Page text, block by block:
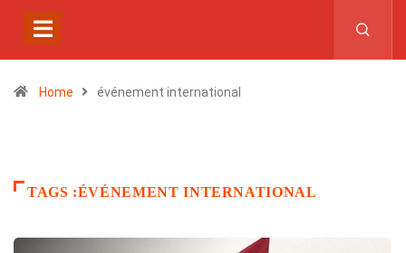
Home événement international
TAGS :ÉVÉNEMENT INTERNATIONAL